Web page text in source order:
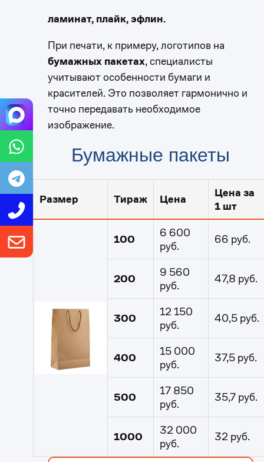
ламинат, плайк, эфлин.
При печати, к примеру, логотипов на
бумажных пакетах, специалисты
учитывают особенности бумаги и
красителей. Это позволяет гармонично и
точно передавать необходимое
изображение.
Бумажные пакеты
Размер Тираж Цена
Цена за
1 шт
100
6 600
руб.
66 руб.
200
9 560
руб.
47,8 руб.
300
12 150
руб.
40,5 руб.
400
15 000
руб.
37,5 руб.
500
17 850
руб.
35,7 руб.
1000
32 000
руб.
32 руб.
0